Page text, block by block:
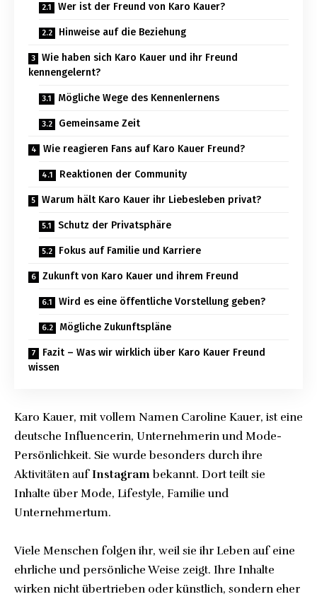
Wer ist der Freund von Karo Kauer?
Hinweise auf die Beziehung
Wie haben sich Karo Kauer und ihr Freund
kennengelernt?
Mögliche Wege des Kennenlernens
Gemeinsame Zeit
Wie reagieren Fans auf Karo Kauer Freund?
Reaktionen der Community
Warum hält Karo Kauer ihr Liebesleben privat?
Schutz der Privatsphäre
Fokus auf Familie und Karriere
Zukunft von Karo Kauer und ihrem Freund
Wird es eine öffentliche Vorstellung geben?
Mögliche Zukunftspläne
Fazit – Was wir wirklich über Karo Kauer Freund
wissen
Karo Kauer, mit vollem Namen Caroline Kauer, ist eine
deutsche Influencerin, Unternehmerin und Mode-
Persönlichkeit. Sie wurde besonders durch ihre
Aktivitäten aufInstagrambekannt. Dort teilt sie
Inhalte über Mode, Lifestyle, Familie und
Unternehmertum.
Viele Menschen folgen ihr, weil sie ihr Leben auf eine
ehrliche und persönliche Weise zeigt. Ihre Inhalte
wirken nicht übertrieben oder künstlich, sondern eher